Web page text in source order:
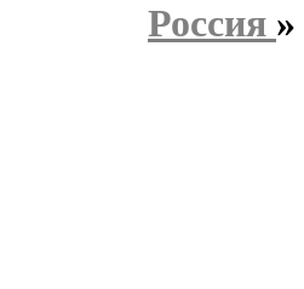
Россия »